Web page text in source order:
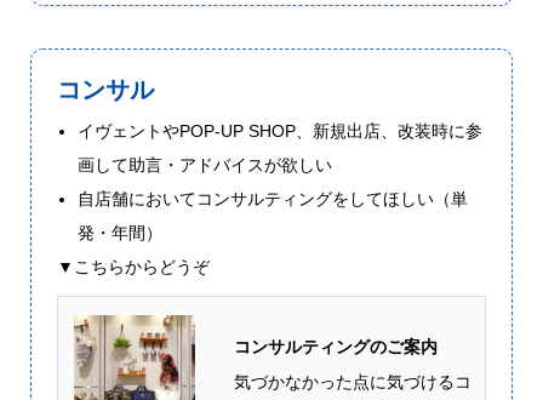
コンサル
イヴェントやPOP-UP SHOP、新規出店、改装時に参
画して助言・アドバイスが欲しい
自店舗においてコンサルティングをしてほしい（単
発・年間）
▼こちらからどうぞ
コンサルティングのご案内
気づかなかった点に気づけるコ